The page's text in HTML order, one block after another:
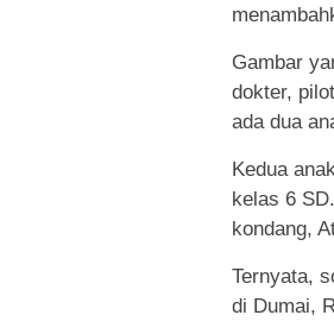
Gambar
dokter,
ada dua
Kedua
kelas 6
kondang,
Ternyata,
di Dumai,